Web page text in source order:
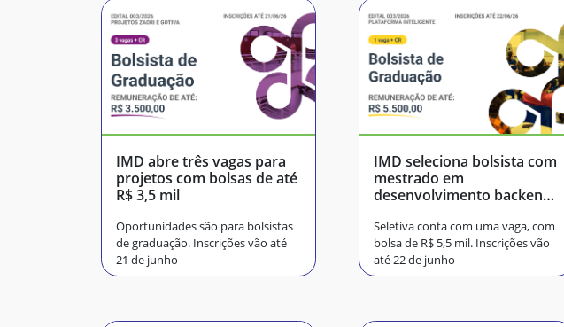
IMD abre três vagas para
projetos com bolsas de até
R$ 3,5 mil
Oportunidades são para bolsistas
de graduação. Inscrições vão até
21 de junho
IMD seleciona bolsista com
mestrado em
desenvolvimento backend
Seletiva conta com uma vaga, com
bolsa de R$ 5,5 mil. Inscrições vão
até 22 de junho